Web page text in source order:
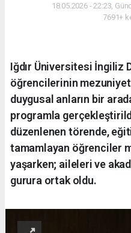
18.05.2026 - 22:23,
7691+
Iğdır Üniversitesi İngiliz
öğrencilerinin
duygusal anların bir
programla
düzenlenen törende,
tamamlayan öğrenciler
yaşarken; aileleri ve
gurura ortak oldu.